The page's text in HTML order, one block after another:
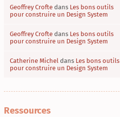
Geoffrey Crofte dans Les bons outils
pour construire un Design System
Geoffrey Crofte dans Les bons outils
pour construire un Design System
Catherine Michel dans Les bons outils
pour construire un Design System
Ressources